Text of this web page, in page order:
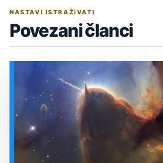
NASTAVI ISTRAŽIVATI
Povezani članci